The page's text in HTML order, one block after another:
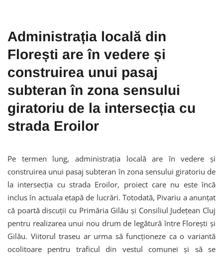
Administrația locală din
Florești are în vedere și
construirea unui pasaj
subteran în zona sensului
giratoriu de la intersecția cu
strada Eroilor
Pe termen lung, administrația locală are în vedere și
construirea unui pasaj subteran în zona sensului giratoriu de
la intersecția cu strada Eroilor, proiect care nu este încă
inclus în actuala etapă de lucrări. Totodată, Pivariu a anunțat
că poartă discuții cu Primăria Gilău și Consiliul Județean Cluj
pentru realizarea unui nou drum de legătură între Florești și
Gilău. Viitorul traseu ar urma să funcționeze ca o variantă
ocolitoare pentru traficul din vestul comunei și să se